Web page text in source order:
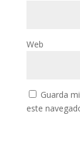
Web
Guarda
este